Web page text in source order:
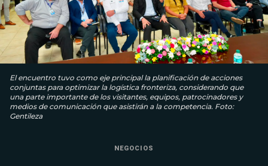
El encuentro tuvo como eje principal la planificación de acciones
conjuntas para optimizar la logística fronteriza, considerando que
una parte importante de los visitantes, equipos, patrocinadores y
medios de comunicación que asistirán a la competencia. Foto:
Gentileza
NEGOCIOS